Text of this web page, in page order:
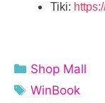
Tiki:
Danh
mục
Shop Mall
Thẻ
WinBook